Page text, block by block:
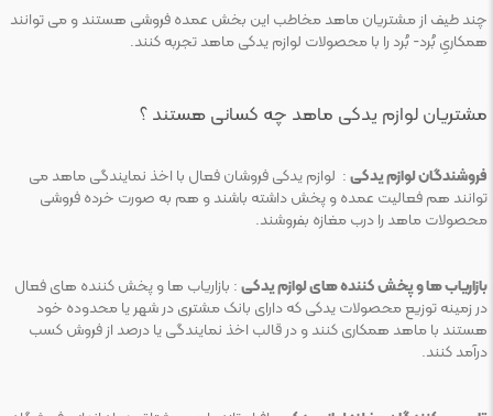
چند طیف از مشتریان ماهد مخاطب این بخش عمده فروشی هستند و می توانند
همکاریِ بُرد- بُرد را با محصولات لوازم یدکی ماهد تجربه کنند.
مشتریان لوازم یدکی ماهد چه کسانی هستند ؟
فروشندگان لوازم یدکی: لوازم یدکی فروشان فعال با اخذ نمایندگی ماهد می
توانند هم فعالیت عمده و پخش داشته باشند و هم به صورت خرده فروشی
محصولات ماهد را درب مغازه بفروشند.
بازاریاب ها و پخش کننده های لوازم یدکی: بازاریاب ها و پخش کننده های فعال
در زمینه توزیع محصولات یدکی که دارای بانک مشتری در شهر یا محدوده خود
هستند با ماهد همکاری کنند و در قالب اخذ نمایندگی یا درصد از فروش کسب
درآمد کنند.